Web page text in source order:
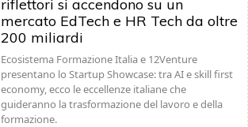
riflettori si accendono su un
mercato EdTech e HR Tech da oltre
200 miliardi
Ecosistema Formazione Italia e 12Venture
presentano lo Startup Showcase: tra AI e skill first
economy, ecco le eccellenze italiane che
guideranno la trasformazione del lavoro e della
formazione.